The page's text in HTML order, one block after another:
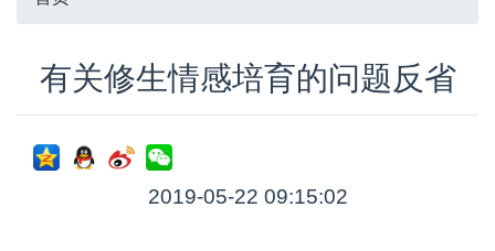
有关修生情感培育的问题反省
2019-05-22 09:15:02